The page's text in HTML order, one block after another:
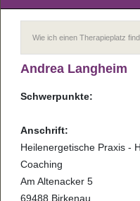
Wie ich einen Therapieplatz
Andrea Langheim
Schwerpunkte:
Anschrift:
Heilenergetische Praxis -
Coaching
Am Altenacker 5
69488 Birkenau